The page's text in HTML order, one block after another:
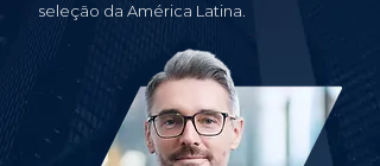
seleção da América Latina.